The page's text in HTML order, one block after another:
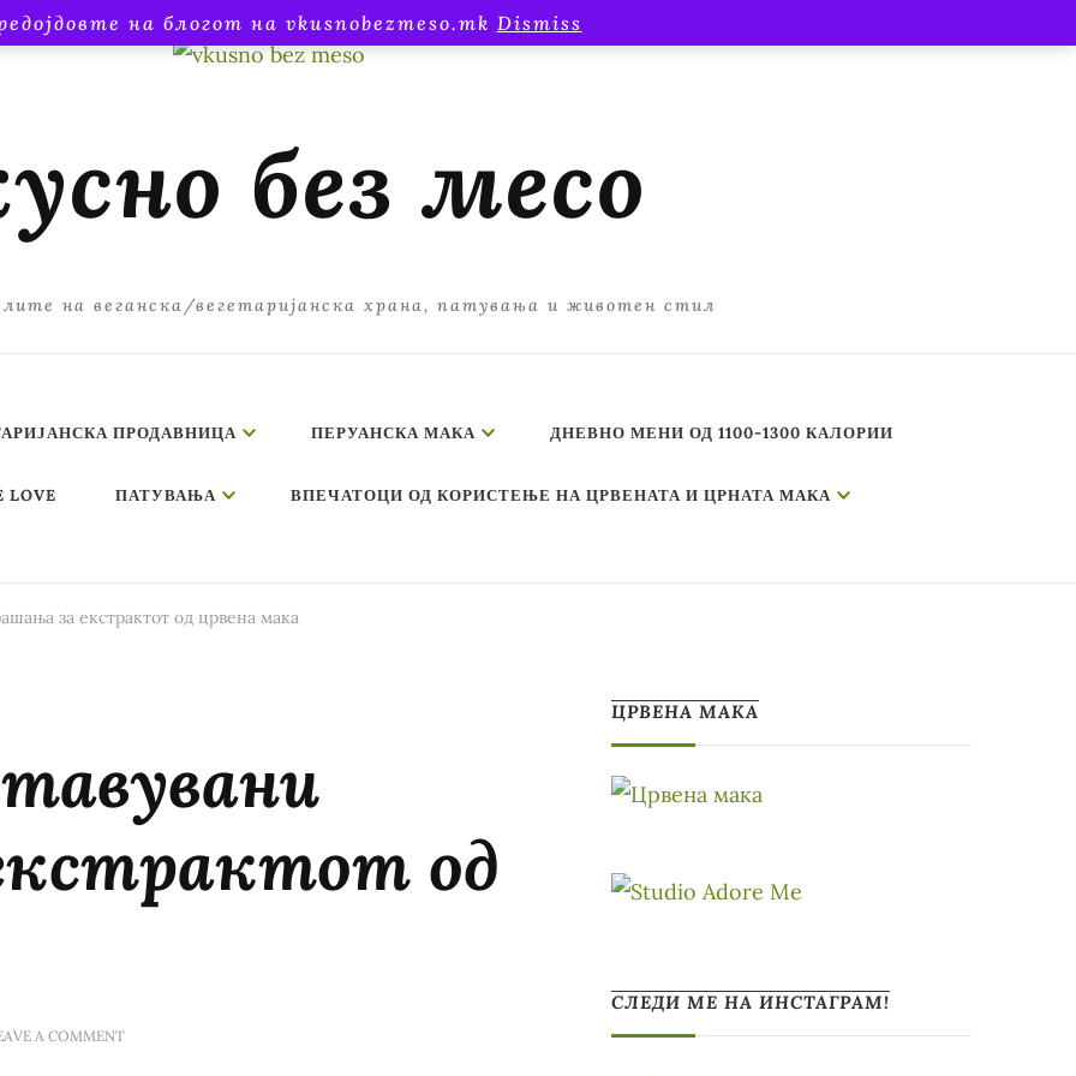
на блогот на vkusnobezmeso.mk Dismiss
без месо
на веганска/вегетаријанска храна, патувања и животен стил
ПРОДАВНИЦА ПЕРУАНСКА МАКА ДНЕВНО МЕНИ ОД 1100-1300 КАЛОРИИ
LOVE ПАТУВАЊА ВПЕЧАТОЦИ ОД КОРИСТЕЊЕ НА ЦРВЕНАТА И ЦРНАТА МАКА
за екстрактот од црвена мака
од
A COMMENTON
ЦРВЕНА МАКА
СЛЕДИ МЕ НА ИНСТАГРАМ!